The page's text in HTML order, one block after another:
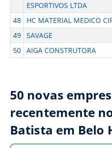
ESPORTIVOS LTDA
48 HC MATERIAL MEDICO
49 SAVAGE
50 AIGA CONSTRUTORA
50 novas
recentemente
Batista em Belo